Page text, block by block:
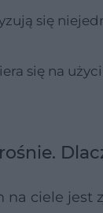
się
się na
ciele